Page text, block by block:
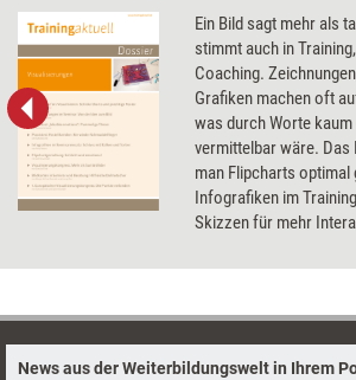
Ein Bild sagt mehr als
stimmt auch in
Coaching.
Grafiken machen oft
was durch Worte
vermittelbar wäre.
man Flipcharts optimal
Infografiken im
Skizzen für mehr
News aus der Weiterbildungswelt in Ihrem